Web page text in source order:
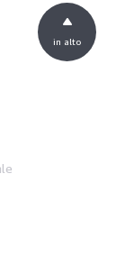
in alto